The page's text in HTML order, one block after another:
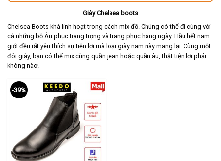
Giày Chelsea boots
Chelsea Boots khá linh hoạt trong cách mix đồ. Chúng có thể đi cùng với
cả những bộ Âu phục trang trọng và trang phục hàng ngày. Hầu hết nam
giới đều rất yêu thích sự tiện lợi mà loại giày nam này mang lại. Cùng một
đôi giày, bạn có thể mix cùng quần jean hoặc quần âu, thật tiện lợi phải
không nào!
-39%